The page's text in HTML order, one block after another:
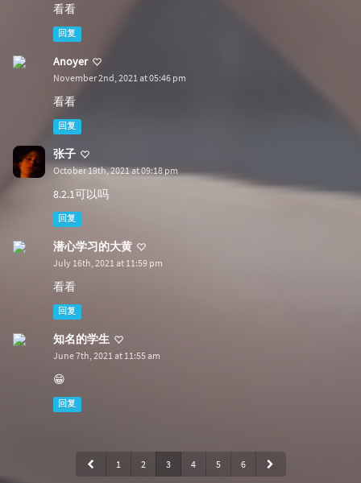
看看
回复
Anoyer
November 2nd, 2021 at 05:46 pm
看看
回复
张子
October 19th, 2021 at 09:18 pm
8.2.1可以吗
回复
潜心学习的大黄
July 16th, 2021 at 11:59 pm
看看
回复
知名的学生
June 7th, 2021 at 11:55 am
😁
回复
1 2 3 4 5 6